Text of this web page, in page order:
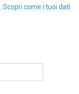
Scopri come i tuoi dati